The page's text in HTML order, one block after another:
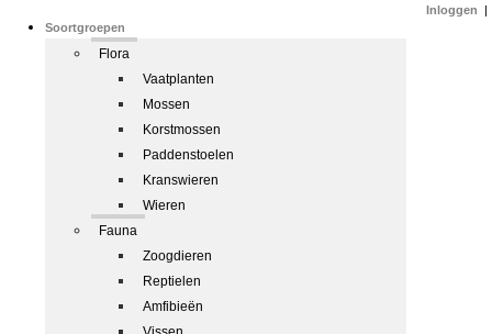
Soortgroepen
Flora
Vaatplanten
Mossen
Korstmossen
Paddenstoelen
Kranswieren
Wieren
Fauna
Zoogdieren
Reptielen
Amfibieën
Inloggen |